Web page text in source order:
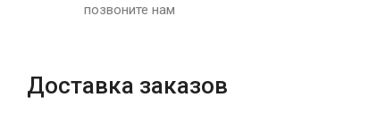
позвоните нам
Доставка заказов